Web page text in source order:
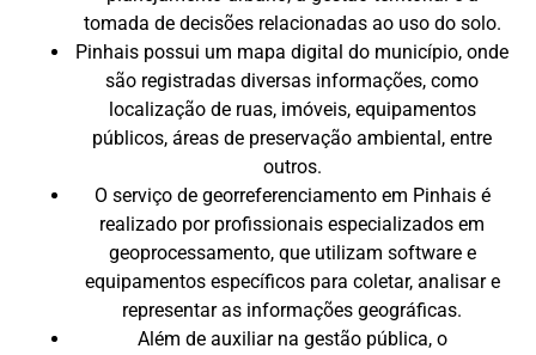
tomada de decisões relacionadas ao uso do solo.
Pinhais possui um mapa digital do município, onde
são registradas diversas informações, como
localização de ruas, imóveis, equipamentos
públicos, áreas de preservação ambiental, entre
outros.
O serviço de georreferenciamento em Pinhais é
realizado por profissionais especializados em
geoprocessamento, que utilizam software e
equipamentos específicos para coletar, analisar e
representar as informações geográficas.
Além de auxiliar na gestão pública, o